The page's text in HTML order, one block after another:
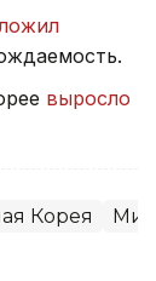
выросло
Корея